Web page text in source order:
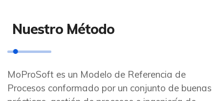
Nuestro Método
MoProSoft es un Modelo de Referencia de
Procesos conformado por un conjunto de buenas